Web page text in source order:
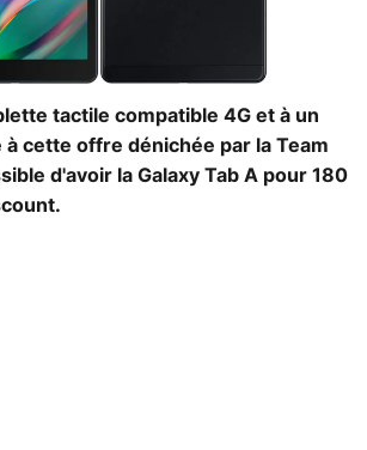
tactile compatible 4G et à un
à cette offre dénichée par la Team
d'avoir la Galaxy Tab A pour 180